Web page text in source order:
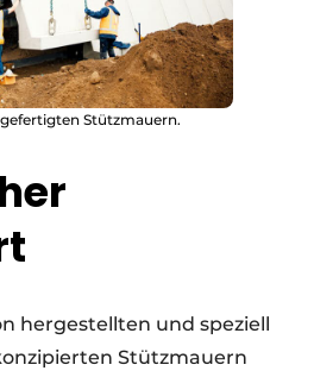
Stützmauern.
hergestellten und speziell
Stützmauern